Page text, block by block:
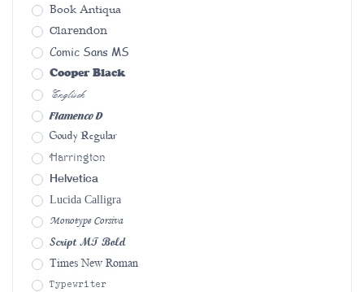
Book Antiqua
Clarendon
Comic Sans MS
Cooper Black
Englisch
Flamenco D
Goudy Regular
Harrington
Helvetica
Lucida Calligra
Monotype Corsiva
Script MT Bold
Times New Roman
Typewriter